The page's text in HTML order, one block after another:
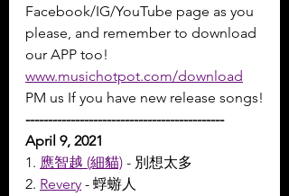
Facebook/IG/YouTube page as you
please, and remember to download
our APP too!
www.musichotpot.com/download
PM us If you have new release songs!
--------------------------------------------
April 9, 2021
1. 應智越 (細貓) - 別想太多
2. Revery - 蜉蝣人